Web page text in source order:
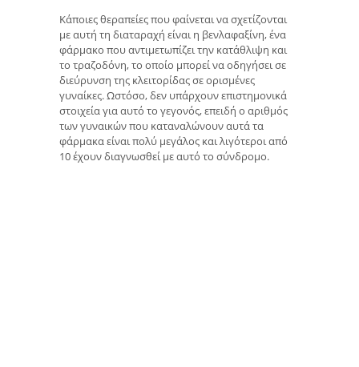
Κάποιες θεραπείες που φαίνεται να σχετίζονται
με αυτή τη διαταραχή είναι η βενλαφαξίνη, ένα
φάρμακο που αντιμετωπίζει την κατάθλιψη και
το τραζοδόνη, το οποίο μπορεί να οδηγήσει σε
διεύρυνση της κλειτορίδας σε ορισμένες
γυναίκες. Ωστόσο, δεν υπάρχουν επιστημονικά
στοιχεία για αυτό το γεγονός, επειδή ο αριθμός
των γυναικών που καταναλώνουν αυτά τα
φάρμακα είναι πολύ μεγάλος και λιγότεροι από
10 έχουν διαγνωσθεί με αυτό το σύνδρομο.